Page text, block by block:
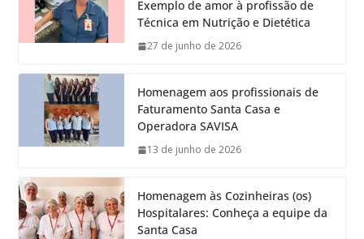
Exemplo de amor à profissão de
Técnica em Nutrição e Dietética
27 de junho de 2026
Homenagem aos profissionais de
Faturamento Santa Casa e
Operadora SAVISA
13 de junho de 2026
Homenagem às Cozinheiras (os)
Hospitalares: Conheça a equipe da
Santa Casa